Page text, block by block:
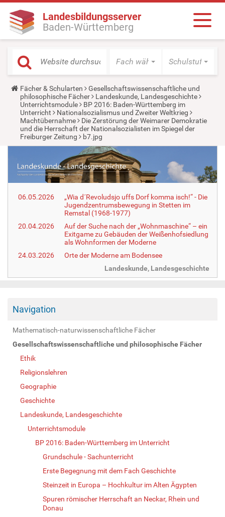
Landesbildungsserver
Baden-Württemberg
Fach wählen Schulstufe
Y
o
u
a
r
e
h
e
:
Fächer & Schularten
Gesellschaftswissenschaftliche und
philosophische Fächer
Landeskunde, Landesgeschichte
Unterrichtsmodule
BP 2016: Baden-Württemberg im
Unterricht
Nationalsozialismus und Zweiter Weltkrieg
Machtübernahme
Die Zerstörung der Weimarer Demokratie
und die Herrschaft der Nationalsozialisten im Spiegel der
Freiburger Zeitung
b7.jpg
06.05.2026
„Wia d´Revoludsjo uffs Dorf komma isch!“ - Die
Jugendzentrumsbewegung in Stetten im
Remstal (1968-1977)
20.04.2026
Auf der Suche nach der „Wohnmaschine“ – ein
Exitgame zu Gebäuden der Weißenhofsiedlung
als Wohnformen der Moderne
24.03.2026
Orte der Moderne am Bodensee
Landeskunde, Landesgeschichte
Navigation
Mathematisch-naturwissenschaftliche Fächer
Gesellschaftswissenschaftliche und philosophische Fächer
Ethik
Religionslehren
Geographie
Geschichte
Landeskunde, Landesgeschichte
Unterrichtsmodule
BP 2016: Baden-Württemberg im Unterricht
Grundschule - Sachunterricht
Erste Begegnung mit dem Fach Geschichte
Steinzeit in Europa – Hochkultur im Alten Ägypten
Spuren römischer Herrschaft an Neckar, Rhein und
Donau